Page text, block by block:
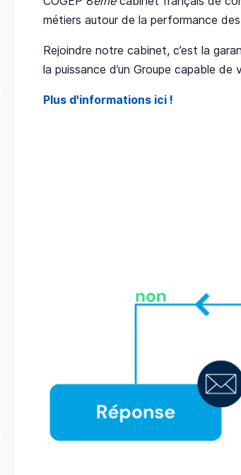
métiers autour de la performance
Rejoindre notre cabinet, c’est la
la puissance d’un Groupe capable
Plus d'informations ici !